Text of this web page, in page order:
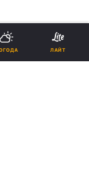
ЛАЙТ